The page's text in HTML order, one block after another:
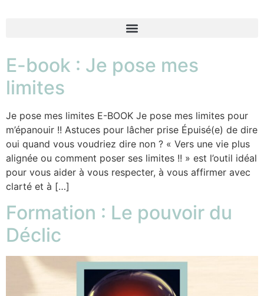
E-book : Je pose mes
limites
Je pose mes limites E-BOOK Je pose mes limites pour
m’épanouir !! Astuces pour lâcher prise Épuisé(e) de dire
oui quand vous voudriez dire non ? « Vers une vie plus
alignée ou comment poser ses limites !! » est l’outil idéal
pour vous aider à vous respecter, à vous affirmer avec
clarté et à […]
Formation : Le pouvoir du
Déclic